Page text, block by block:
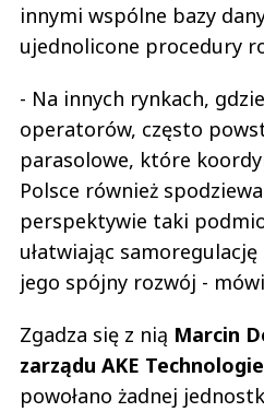
innymi wspólne bazy
ujednolicone procedury
- Na innych rynkach,
operatorów, często
parasolowe, które
Polsce również
perspektywie taki
ułatwiając
jego spójny rozwój -
Zgadza się z nią Marcin
zarządu AKE
powołano żadnej